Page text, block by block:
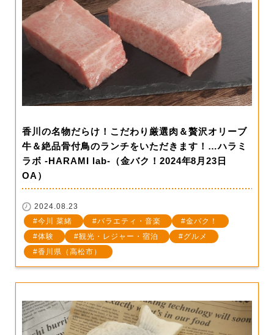
香川の名物だらけ！こだわり厳選肉＆贅沢オリーブ
牛＆絶品骨付鳥のランチをいただきます！…ハラミ
ラボ -HARAMI lab-（金バク！2024年8月23日
OA）
2024.08.23
今川 菜緒
バラエティ・音楽
金バク！
体験
観光・レジャー・宿泊
グルメ
香川県（高松市）